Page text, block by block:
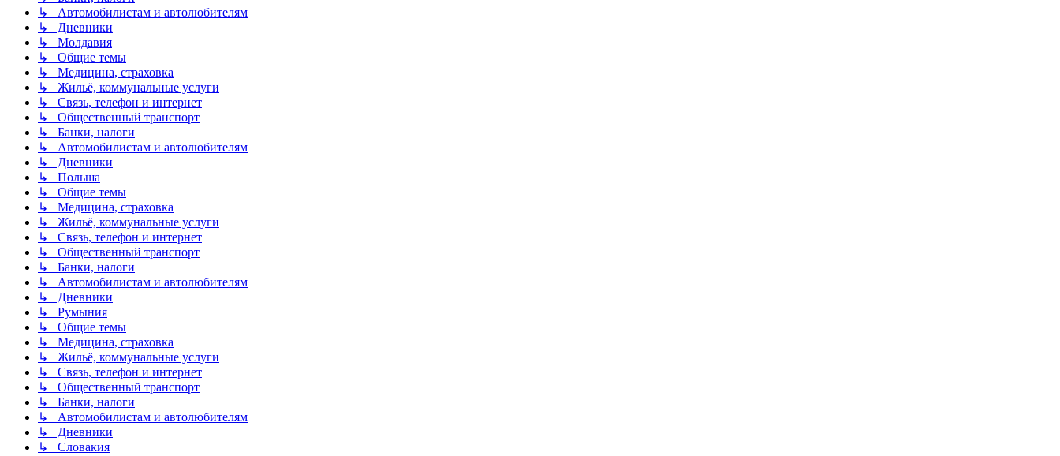
↳ Автомобилистам и автолюбителям
↳ Дневники
↳ Молдавия
↳ Общие темы
↳ Медицина, страховка
↳ Жильё, коммунальные услуги
↳ Связь, телефон и интернет
↳ Общественный транспорт
↳ Банки, налоги
↳ Автомобилистам и автолюбителям
↳ Дневники
↳ Польша
↳ Общие темы
↳ Медицина, страховка
↳ Жильё, коммунальные услуги
↳ Связь, телефон и интернет
↳ Общественный транспорт
↳ Банки, налоги
↳ Автомобилистам и автолюбителям
↳ Дневники
↳ Румыния
↳ Общие темы
↳ Медицина, страховка
↳ Жильё, коммунальные услуги
↳ Связь, телефон и интернет
↳ Общественный транспорт
↳ Банки, налоги
↳ Автомобилистам и автолюбителям
↳ Дневники
↳ Словакия